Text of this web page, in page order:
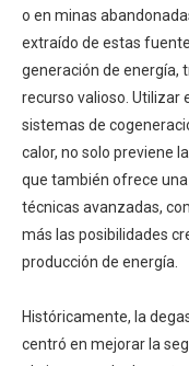
o en minas
extraído de estas
generación de energía,
recurso valioso. Utilizar
sistemas de
calor, no solo previene
que también ofrece
técnicas avanzadas,
más las posibilidades
producción de energía.
Históricamente, la
centró en mejorar la